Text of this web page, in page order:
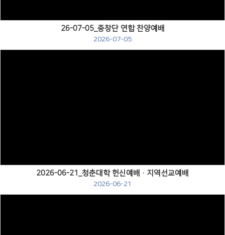
26-07-05_중창단 연합 찬양예배
2026-07-05
2026-06-21_청춘대학 헌신예배·지역선교예배
2026-06-21